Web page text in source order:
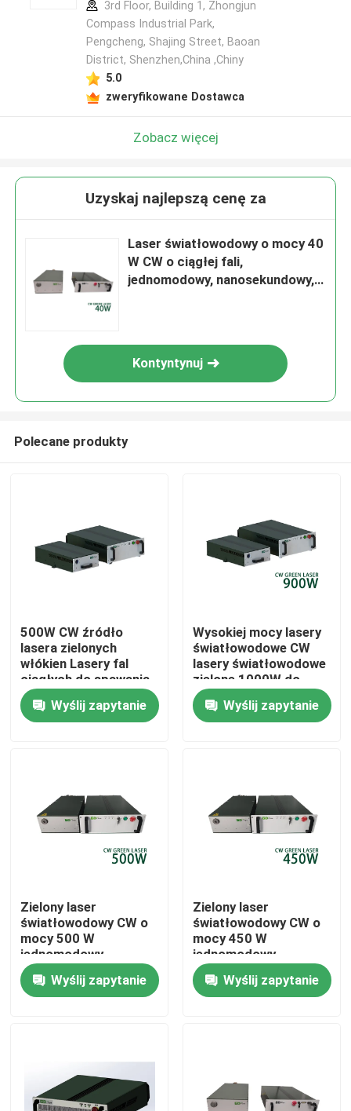
Dom
Produkty
Pokaz VR
Wycieczka po fabryce
Kontrola jakości
Laser z zielonym włóknem
3rd Floor, Building 1, Zhongjun
Compass Industrial Park,
Pengcheng, Shajing Street, Baoan
District, Shenzhen,China ,Chiny
5.0
zweryfikowane Dostawca
Zobacz więcej
Uzyskaj najlepszą cenę za
Laser światłowodowy o mocy 40
W CW o ciągłej fali,
jednomodowy, nanosekundowy,
Kontyntynuj
Polecane produkty
500W CW źródło
lasera zielonych
włókien Lasery fal
ciągłych do spawania
laserowego
Drukowanie miedzi
300W 700W 1000W
Wyślij zapytanie
Wysokiej mocy lasery
światłowodowe CW
lasery światłowodowe
zielone 1000W do
cięcia spawania metali
Wyślij zapytanie
Zielony laser
światłowodowy CW o
mocy 500 W
jednomodowy
nanosekundowy
Wyślij zapytanie
Zielony laser
światłowodowy CW o
mocy 450 W
jednomodowy
nanosekundowy
Wyślij zapytanie